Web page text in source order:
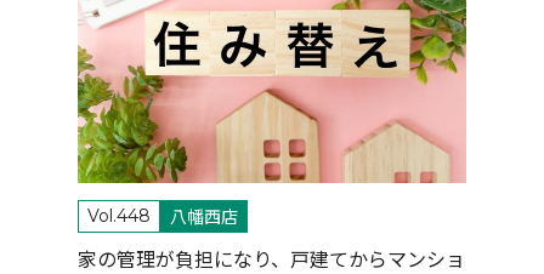
Vol.448 八幡西店
家の管理が負担になり、戸建てからマンショ